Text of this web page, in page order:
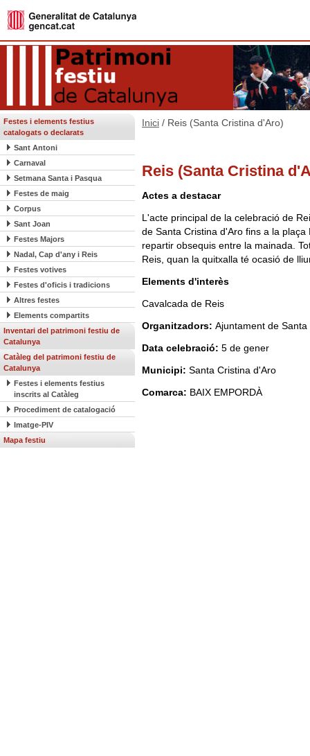
Festes i elements festius
catalogats o declarats
Sant Antoni
Carnaval
Setmana Santa i Pasqua
Festes de maig
Corpus
Sant Joan
Festes Majors
Nadal, Cap d'any i Reis
Festes votives
Festes d'oficis i tradicions
Altres festes
Elements compartits
Inventari del patrimoni festiu de
Catalunya
Catàleg del patrimoni festiu de
Catalunya
Festes i elements festius
inscrits al Catàleg
Procediment de catalogació
Imatge-PIV
Mapa festiu
Inici / Reis (Santa Cristina d'Aro)
Reis (Santa Cristina
Actes a destacar
L'acte principal de la celebració de
de Santa Cristina d'Aro fins a la
repartir obsequis entre la mainada.
Reis, quan la quitxalla té ocasió de
Elements d'interès
Cavalcada de Reis
Organitzadors: Ajuntament de
Data celebració: 5 de gener
Municipi: Santa Cristina d'Aro
Comarca: BAIX EMPORDÀ